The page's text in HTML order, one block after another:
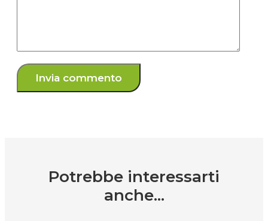
Potrebbe interessarti
anche...